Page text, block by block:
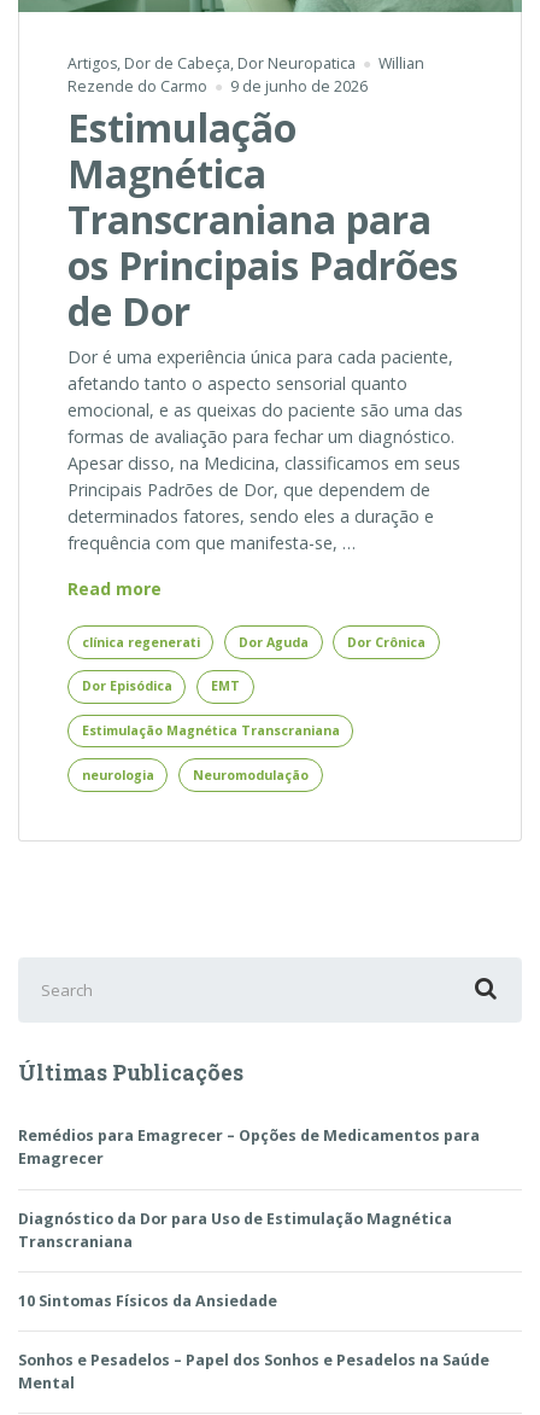
Artigos, Dor de Cabeça, Dor Neuropatica
Willian
Rezende do Carmo
9 de junho de 2026
Estimulação
Magnética
Transcraniana para
os Principais Padrões
de Dor
Dor é uma experiência única para cada paciente,
afetando tanto o aspecto sensorial quanto
emocional, e as queixas do paciente são uma das
formas de avaliação para fechar um diagnóstico.
Apesar disso, na Medicina, classificamos em seus
Principais Padrões de Dor, que dependem de
determinados fatores, sendo eles a duração e
frequência com que manifesta-se, …
Read more
Transcraniana
para
os
Principais
Padrões
de
Dor
clínica regenerati Dor Aguda Dor Crônica
Dor Episódica EMT
Estimulação Magnética Transcraniana
neurologia Neuromodulação
for:
Últimas Publicações
Remédios para Emagrecer – Opções de Medicamentos para
Emagrecer
Diagnóstico da Dor para Uso de Estimulação Magnética
Transcraniana
10 Sintomas Físicos da Ansiedade
Sonhos e Pesadelos – Papel dos Sonhos e Pesadelos na Saúde
Mental